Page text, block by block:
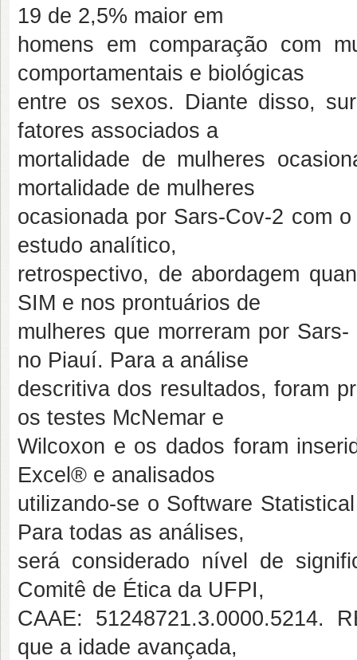
19 de 2,5% maior em
homens em comparação com
comportamentais e biológicas
entre os sexos. Diante disso,
fatores associados a
mortalidade de mulheres
mortalidade de mulheres
ocasionada por Sars-Cov-2 com
estudo analítico,
retrospectivo, de abordagem
SIM e nos prontuários de
mulheres que morreram por
no Piauí. Para a análise
descritiva dos resultados, foram
os testes McNemar e
Wilcoxon e os dados foram
Excel® e analisados
utilizando-se o Software
Para todas as análises,
será considerado nível de
Comitê de Ética da UFPI,
CAAE: 51248721.3.0000.5214.
que a idade avançada,